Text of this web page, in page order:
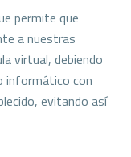
permite que
a nuestras
virtual, debiendo
informático con
evitando así